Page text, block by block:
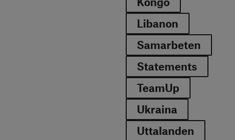
Libanon
Samarbeten
Statements
TeamUp
Ukraina
Uttalanden